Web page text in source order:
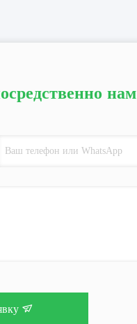
нам